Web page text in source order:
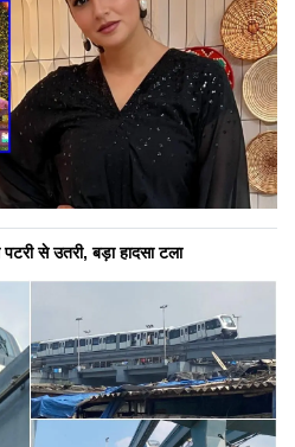
से उतरी, बड़ा हादसा टला